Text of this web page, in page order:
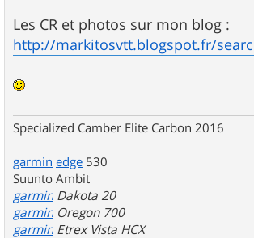
Les CR et photos sur mon blog :
http://markitosvtt.blogspot.fr/
Specialized Camber Elite Carbon 2016
garmin edge 530
Suunto Ambit
garmin Dakota 20
garmin Oregon 700
garmin Etrex Vista HCX